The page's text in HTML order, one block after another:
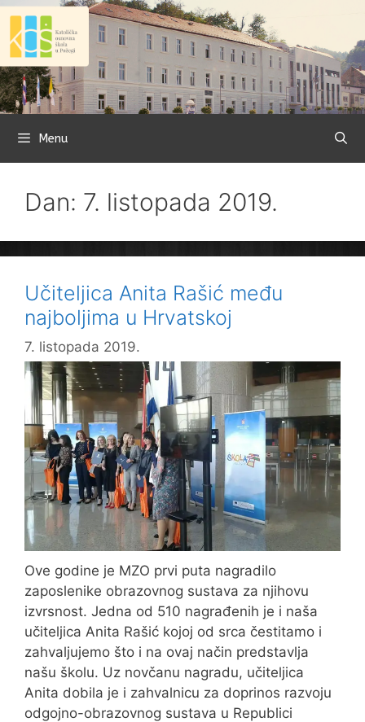
Preskoči
sadržaj
Menu
Dan: 7. listopada 2019.
Učiteljica Anita Rašić među
najboljima u Hrvatskoj
7. listopada 2019.
Ove godine je MZO prvi puta nagradilo
zaposlenike obrazovnog sustava za njihovu
izvrsnost. Jedna od 510 nagrađenih je i naša
učiteljica Anita Rašić kojoj od srca čestitamo i
zahvaljujemo što i na ovaj način predstavlja
našu školu. Uz novčanu nagradu, učiteljica
Anita dobila je i zahvalnicu za doprinos razvoju
odgojno-obrazovnog sustava u Republici